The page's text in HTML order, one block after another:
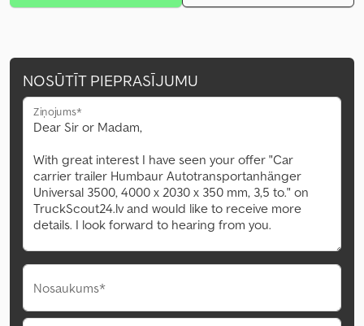
NOSŪTĪT PIEPRASĪJUMU
Ziņojums*
Nosaukums*